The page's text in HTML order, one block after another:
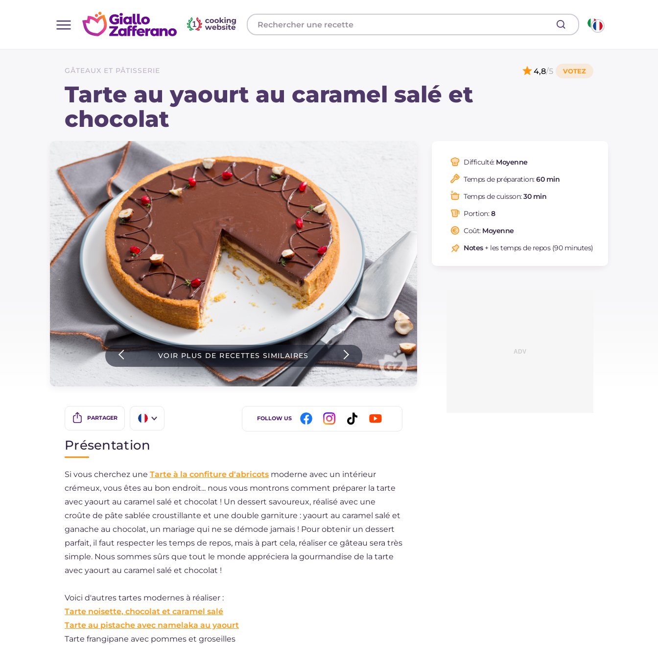
Toutes les recettes
Plats principaux
Accompagnement
Pizzas et focaccia
Gateaux et patisserie
Dernieres recettes
IT Website
Instagram
YouTube
GÂTEAUX ET PÂTISSERIE
Tarte au yaourt au caramel salé et
chocolat
4,8/5
VOIR PLUS DE RECETTES SIMILAIRES
PARTAGER
DE
BR
NL
FOLLOW US
Difficulté: Moyenne
Temps de préparation:60 min
Temps de cuisson:30 min
Portion:8
Coût: Moyenne
Notes+ les temps de repos (90 minutes)
Présentation
Si vous cherchez une Tarte à la confiture d'abricots moderne avec un intérieur
crémeux, vous êtes au bon endroit... nous vous montrons comment préparer la tarte
avec yaourt au caramel salé et chocolat ! Un dessert savoureux, réalisé avec une
croûte de pâte sablée croustillante et une double garniture : yaourt au caramel salé et
ganache au chocolat, un mariage qui ne se démode jamais ! Pour obtenir un dessert
parfait, il faut respecter les temps de repos, mais à part cela, réaliser ce gâteau sera très
simple. Nous sommes sûrs que tout le monde appréciera la gourmandise de la tarte
avec yaourt au caramel salé et chocolat !
Voici d'autres tartes modernes à réaliser :
Tarte noisette, chocolat et caramel salé
Tarte au pistache avec namelaka au yaourt
Tarte frangipane avec pommes et groseilles